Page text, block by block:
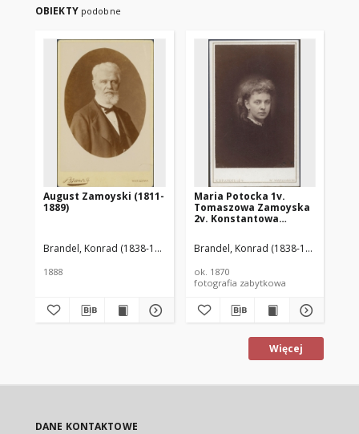
OBIEKTY podobne
August Zamoyski (1811-
1889)
Brandel, Konrad (1838-1920)
1888
Maria Potocka 1v.
Tomaszowa Zamoyska
2v. Konstantowa
Brandel, Konrad (1838-1920)
ok. 1870
fotografia zabytkowa
Więcej
DANE KONTAKTOWE